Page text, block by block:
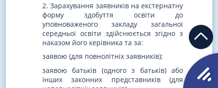
2. Зарахування заявників на екстернатну
форму здобуття освіти до
уповноваженого закладу загальної
середньої освіти здійснюється згідно з
наказом його керівника та за:
заявою (для повнолітніх заявників);
заявою батьків (одного з батьків) або
інших законних представників (для